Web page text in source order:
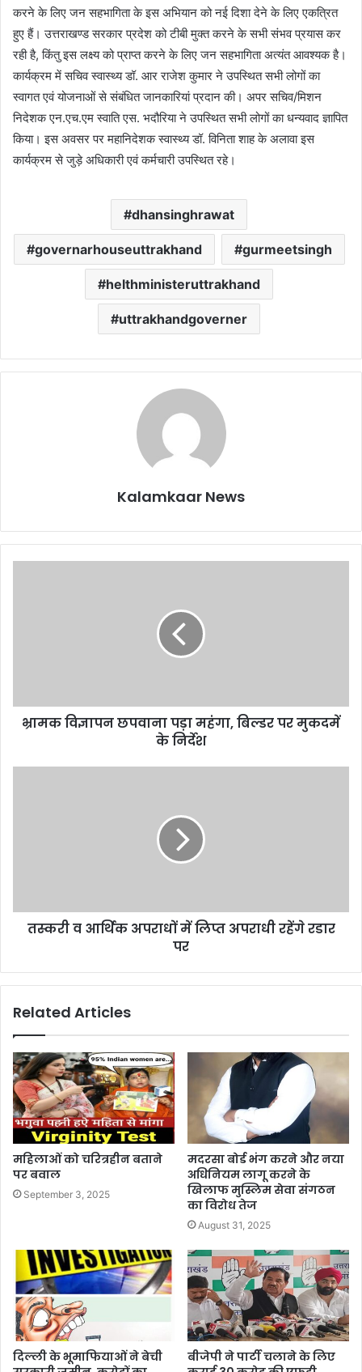
करने के लिए जन सहभागिता के इस अभियान को नई दिशा देने के लिए एकत्रित
हुए हैं। उत्तराखण्ड सरकार प्रदेश को टीबी मुक्त करने के सभी संभव प्रयास कर
रही है, किंतु इस लक्ष्य को प्राप्त करने के लिए जन सहभागिता अत्यंत आवश्यक है।
कार्यक्रम में सचिव स्वास्थ्य डॉ. आर राजेश कुमार ने उपस्थित सभी लोगों का
स्वागत एवं योजनाओं से संबंधित जानकारियां प्रदान की। अपर सचिव/मिशन
निदेशक एन.एच.एम स्वाति एस. भदौरिया ने उपस्थित सभी लोगों का धन्यवाद ज्ञापित
किया। इस अवसर पर महानिदेशक स्वास्थ्य डॉ. विनिता शाह के अलावा इस
कार्यक्रम से जुड़े अधिकारी एवं कर्मचारी उपस्थित रहे।
dhansinghrawat
governarhouseuttrakhand gurmeetsingh
helthministeruttrakhand
uttrakhandgoverner
Kalamkaar News
भ्रामक विज्ञापन छपवाना पड़ा महंगा, बिल्डर पर मुकदमें
के निर्देश
तस्करी व आर्थिक अपराधों में लिप्त अपराधी रहेंगे रडार
पर
Related Articles
महिलाओं को चरित्रहीन बताने
पर बवाल
September 3, 2025
मदरसा बोर्ड भंग करने और नया
अधिनियम लागू करने के
खिलाफ मुस्लिम सेवा संगठन
का विरोध तेज
August 31, 2025
दिल्ली के भूमाफियाओं ने बेची
बीजेपी ने पार्टी चलाने के लिए